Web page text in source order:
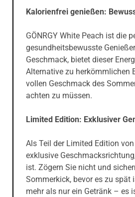
Kalorienfrei genießen:
GÖNRGY White Peach ist die
gesundheitsbewusste
Geschmack, bietet dieser
Alternative zu herkömmlichen
vollen Geschmack des
achten zu müssen.
Limited Edition: Exklusiver
Als Teil der Limited Edition
exklusive
ist. Zögern Sie nicht und
Sommerkick, bevor es zu spät
mehr als nur ein Getränk – es